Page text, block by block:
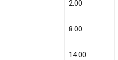
2.00
8.00
14.00